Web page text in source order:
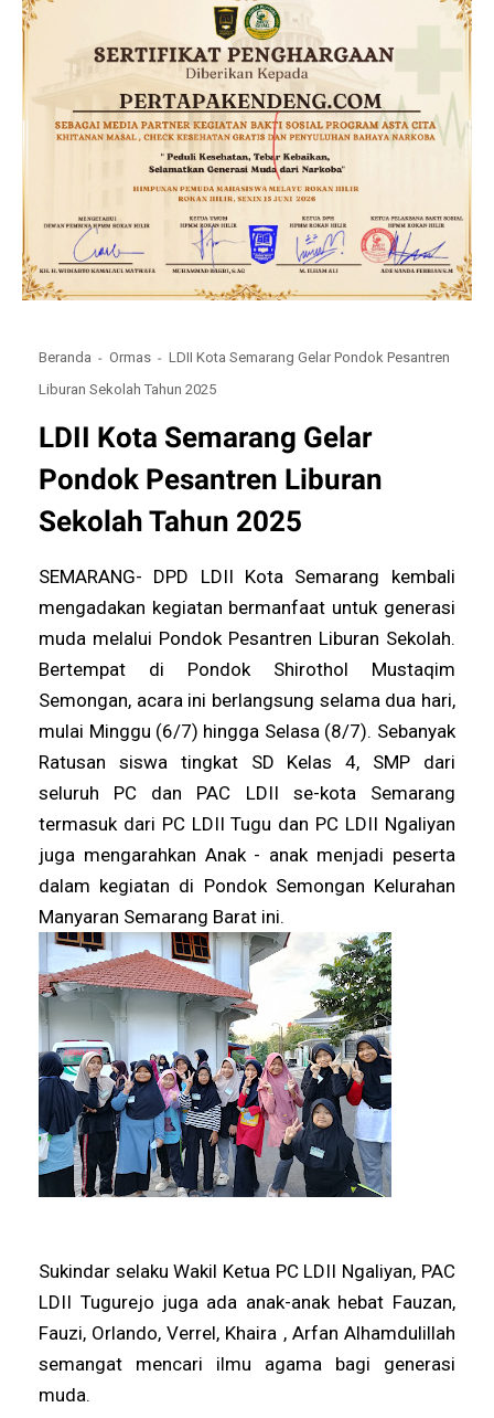
Beranda Ormas
LDII Kota Semarang Gelar Pondok Pesantren
Liburan Sekolah Tahun 2025
LDII Kota Semarang Gelar
Pondok Pesantren Liburan
Sekolah Tahun 2025
SEMARANG- DPD LDII Kota Semarang kembali
mengadakan kegiatan bermanfaat untuk generasi
muda melalui Pondok Pesantren Liburan Sekolah.
Bertempat di Pondok Shirothol Mustaqim
Semongan, acara ini berlangsung selama dua hari,
mulai Minggu (6/7) hingga Selasa (8/7). Sebanyak
Ratusan siswa tingkat SD Kelas 4, SMP dari
seluruh PC dan PAC LDII se-kota Semarang
termasuk dari PC LDII Tugu dan PC LDII Ngaliyan
juga mengarahkan Anak - anak menjadi peserta
dalam kegiatan di Pondok Semongan Kelurahan
Manyaran Semarang Barat ini.
Sukindar selaku Wakil Ketua PC LDII Ngaliyan, PAC
LDII Tugurejo juga ada anak-anak hebat Fauzan,
Fauzi, Orlando, Verrel, Khaira , Arfan Alhamdulillah
semangat mencari ilmu agama bagi generasi
muda.